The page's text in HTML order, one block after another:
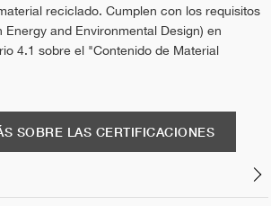
reciclado. Cumplen con los requisitos
Energy and Environmental Design) en
4.1 sobre el "Contenido de Material
SOBRE LAS CERTIFICACIONES